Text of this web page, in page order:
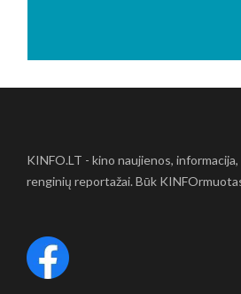
KINFO.LT - kino naujienos,
renginių reportažai. Būk